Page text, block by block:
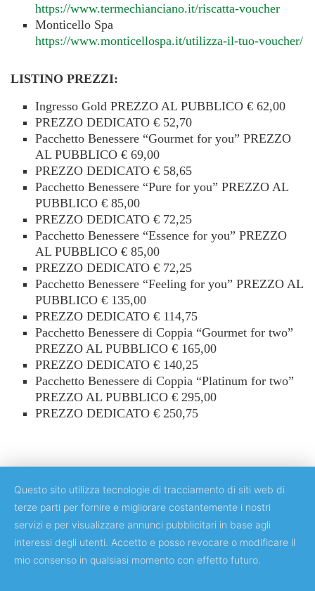
https://www.termechianciano.it/riscatta-voucher
Monticello Spa
https://www.monticellospa.it/utilizza-il-tuo-voucher/
LISTINO PREZZI:
Ingresso Gold PREZZO AL PUBBLICO € 62,00
PREZZO DEDICATO € 52,70
Pacchetto Benessere “Gourmet for you” PREZZO
AL PUBBLICO € 69,00
PREZZO DEDICATO € 58,65
Pacchetto Benessere “Pure for you” PREZZO AL
PUBBLICO € 85,00
PREZZO DEDICATO € 72,25
Pacchetto Benessere “Essence for you” PREZZO
AL PUBBLICO € 85,00
PREZZO DEDICATO € 72,25
Pacchetto Benessere “Feeling for you” PREZZO AL
PUBBLICO € 135,00
PREZZO DEDICATO € 114,75
Pacchetto Benessere di Coppia “Gourmet for two”
PREZZO AL PUBBLICO € 165,00
PREZZO DEDICATO € 140,25
Pacchetto Benessere di Coppia “Platinum for two”
PREZZO AL PUBBLICO € 295,00
PREZZO DEDICATO € 250,75
Copyright © 2018 Università degli Studi di Roma "Tor Vergata"
Questo sito utilizza tecnologie di tracciamento di siti web di
terze parti per fornire e migliorare costantemente i nostri
servizi e per visualizzare annunci pubblicitari in base agli
interessi degli utenti. Accetto e posso revocare o modificare il
mio consenso in qualsiasi momento con effetto futuro.